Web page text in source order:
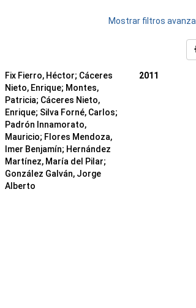
Mostrar filtros
Fix Fierro, Héctor; Cáceres
Nieto, Enrique; Montes,
Patricia; Cáceres Nieto,
Enrique; Silva Forné, Carlos;
Padrón Innamorato,
Mauricio; Flores Mendoza,
Imer Benjamín; Hernández
Martínez, María del Pilar;
González Galván, Jorge
Alberto
2011